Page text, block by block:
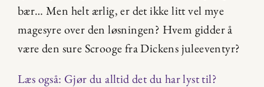
bær… Men helt ærlig, er det ikke litt vel mye
magesyre over den løsningen? Hvem gidder å
være den sure Scrooge fra Dickens juleeventyr?
Læs også: Gjør du alltid det du har lyst til?